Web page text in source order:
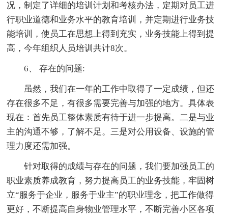
况，制定了详细的培训计划和考核办法，定期对员工进
行职业道德和业务水平的教育培训，并定期进行业务技
能培训，使员工在思想上得到充实，业务技能上得到提
高，今年组织人员培训共计8次。
6、 存在的问题:
虽然，我们在一年的工作中取得了一定成绩，但还
存在很多不足，有很多需要完善与加强的地方。具体表
现在：首先员工整体素质有待于进一步提高。二是与业
主的沟通不够，了解不足。三是对公用设备、设施的管
理力度还需加强。
针对取得的成绩与存在的问题，我们要加强员工的
职业素质养成教育，努力提高员工的业务技能，牢固树
立“服务于企业，服务于业主”的职业理念，把工作做得
更好，不断提高自身物业管理水平，不断完善小区各项